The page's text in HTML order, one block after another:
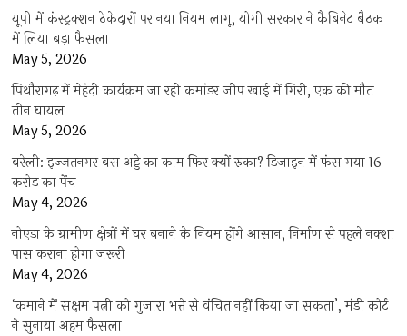
यूपी में कंस्ट्रक्शन ठेकेदारों पर नया नियम लागू, योगी सरकार ने कैबिनेट बैठक
में लिया बड़ा फैसला
May 5, 2026
पिथौरागढ़ में मेहंदी कार्यक्रम जा रही कमांडर जीप खाई में गिरी, एक की मौत
तीन घायल
May 5, 2026
बरेली: इज्जतनगर बस अड्डे का काम फिर क्यों रुका? डिजाइन में फंस गया 16
करोड़ का पेंच
May 4, 2026
नोएडा के ग्रामीण क्षेत्रों में घर बनाने के नियम होंगे आसान, निर्माण से पहले नक्शा
पास कराना होगा जरूरी
May 4, 2026
‘कमाने में सक्षम पत्नी को गुजारा भत्ते से वंचित नहीं किया जा सकता’, मंडी कोर्ट
ने सुनाया अहम फैसला